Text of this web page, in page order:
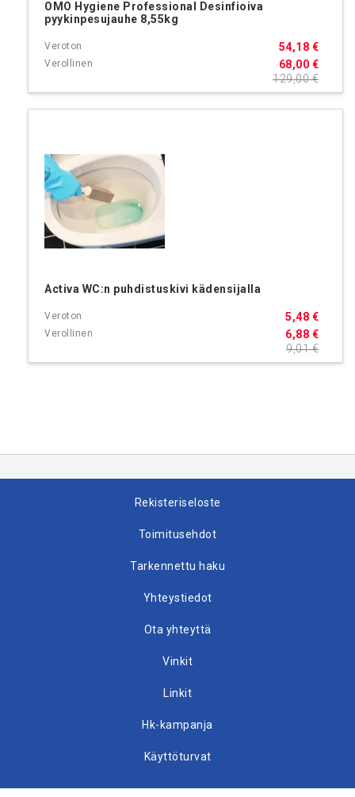
OMO Hygiene Professional Desinfioiva
pyykinpesujauhe 8,55kg
68,00 €
54,18 €
129,00 €
Activa WC:n puhdistuskivi kädensijalla
6,88 €
5,48 €
9,01 €
Rekisteriseloste
Toimitusehdot
Tarkennettu haku
Yhteystiedot
Ota yhteyttä
Vinkit
Linkit
Hk-kampanja
Käyttöturvat